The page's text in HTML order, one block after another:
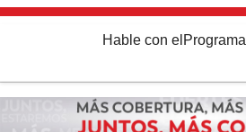
Hable con el Programa